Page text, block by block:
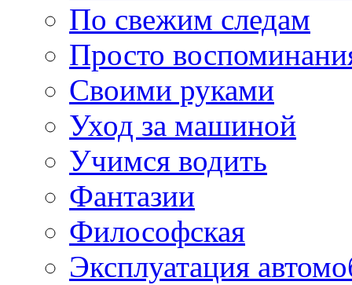
По свежим следам
Просто
Своими руками
Уход за машиной
Учимся водить
Фантазии
Философская
Эксплуатация